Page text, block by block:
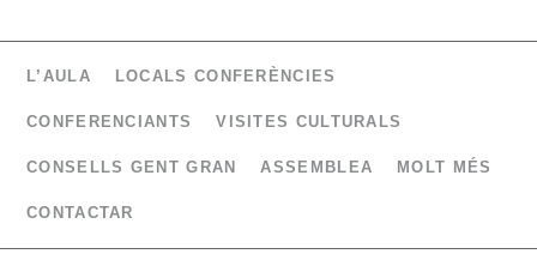
L’AULA LOCALS CONFERÈNCIES
CONFERENCIANTS VISITES CULTURALS
CONSELLS GENT GRAN ASSEMBLEA MOLT MÉS
CONTACTAR